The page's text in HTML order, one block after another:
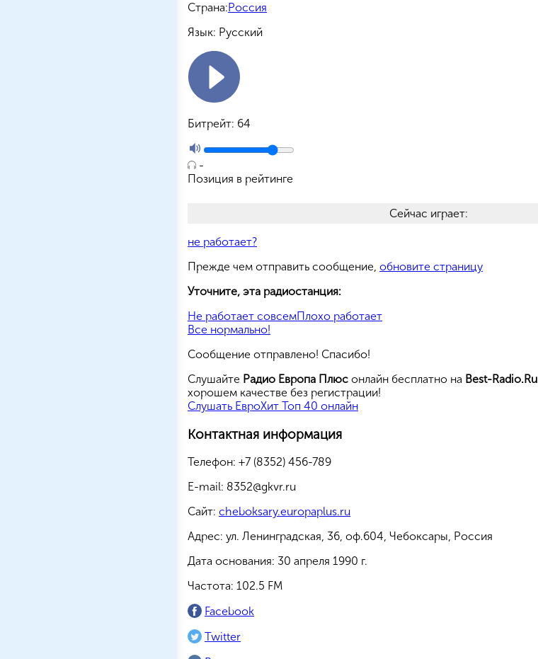
Страна:Россия
Язык: Русский
Битрейт: 64
-
Позиция в рейтинге
Сейчас играет:
не работает?
Прежде чем отправить сообщение, обновите страницу
Уточните, эта радиостанция:
Не работает совсемПлохо работает
Все нормально!
Сообщение отправлено! Спасибо!
Cлушайте Радио Европа Плюс онлайн бесплатно на Best-Radio.Ru
хорошем качестве без регистрации!
Слушать ЕвроХит Топ 40 онлайн
Контактная информация
Телефон: +7 (8352) 456-789
E-mail: 8352@gkvr.ru
Сайт: cheboksary.europaplus.ru
Адрес: ул. Ленинградская, 36, оф.604, Чебоксары, Россия
Дата основания: 30 апреля 1990 г.
Частота: 102.5 FM
Facebook
Twitter